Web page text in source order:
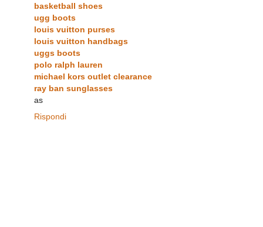
basketball shoes
ugg boots
louis vuitton purses
louis vuitton handbags
uggs boots
polo ralph lauren
michael kors outlet clearance
ray ban sunglasses
as
Rispondi